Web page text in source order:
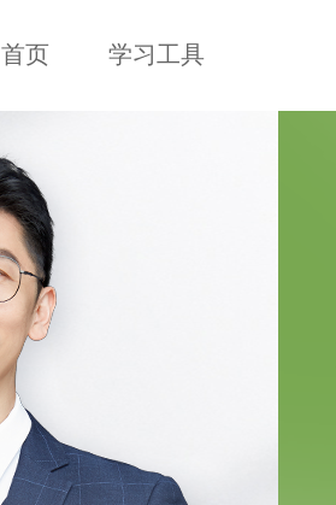
首页 学习工具